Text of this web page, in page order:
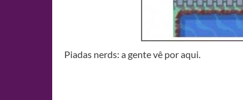
Piadas nerds: a gente vê por aqui.